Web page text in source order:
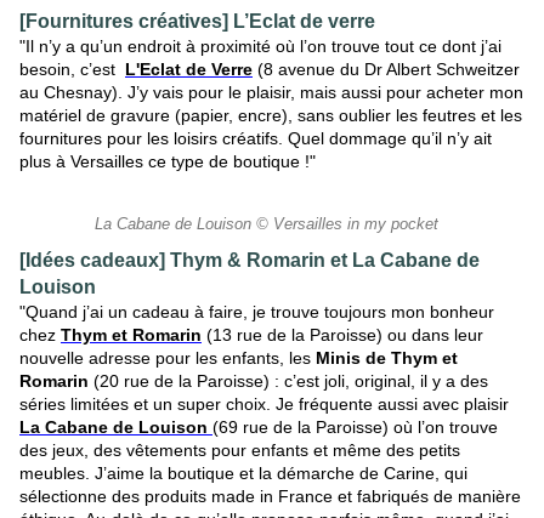
[Fournitures créatives] L’Eclat de verre
"Il n’y a qu’un endroit à proximité où l’on trouve tout ce dont j’ai
besoin, c’est L'Eclat de Verre (8 avenue du Dr Albert Schweitzer
au Chesnay). J’y vais pour le plaisir, mais aussi pour acheter mon
matériel de gravure (papier, encre), sans oublier les feutres et les
fournitures pour les loisirs créatifs. Quel dommage qu’il n’y ait
plus à Versailles ce type de boutique !"
La Cabane de Louison © Versailles in my pocket
[Idées cadeaux] Thym & Romarin et La Cabane de
Louison
"Quand j’ai un cadeau à faire, je trouve toujours mon bonheur
chez Thym et Romarin (13 rue de la Paroisse) ou dans leur
nouvelle adresse pour les enfants, les Minis de Thym et
Romarin (20 rue de la Paroisse) : c’est joli, original, il y a des
séries limitées et un super choix. Je fréquente aussi avec plaisir
La Cabane de Louison (69 rue de la Paroisse) où l’on trouve
des jeux, des vêtements pour enfants et même des petits
meubles. J’aime la boutique et la démarche de Carine, qui
sélectionne des produits made in France et fabriqués de manière